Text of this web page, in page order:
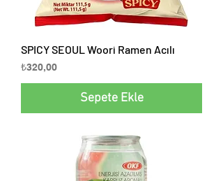
SPICY SEOUL Woori Ramen Acılı
Fiyat
₺320,00
Sepete Ekle